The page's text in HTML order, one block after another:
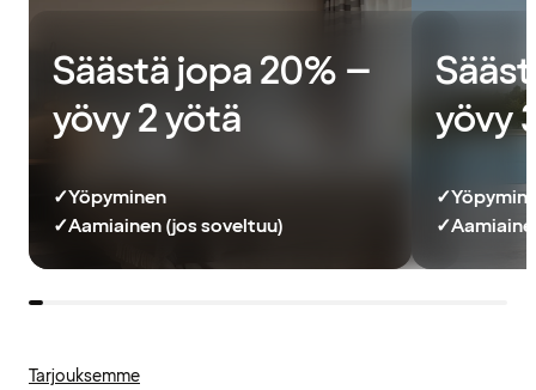
Säästä jopa 20% –
yövy 2 yötä
✓Yöpyminen
✓Aamiainen (jos soveltuu)
yövy
✓
✓
Tarjouksemme